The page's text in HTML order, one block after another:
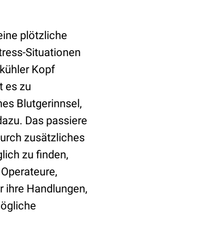
plötzliche
Situationen
Kopf
es zu
Blutgerinnsel,
Das passiere
zusätzliches
zu finden,
ihre Handlungen,